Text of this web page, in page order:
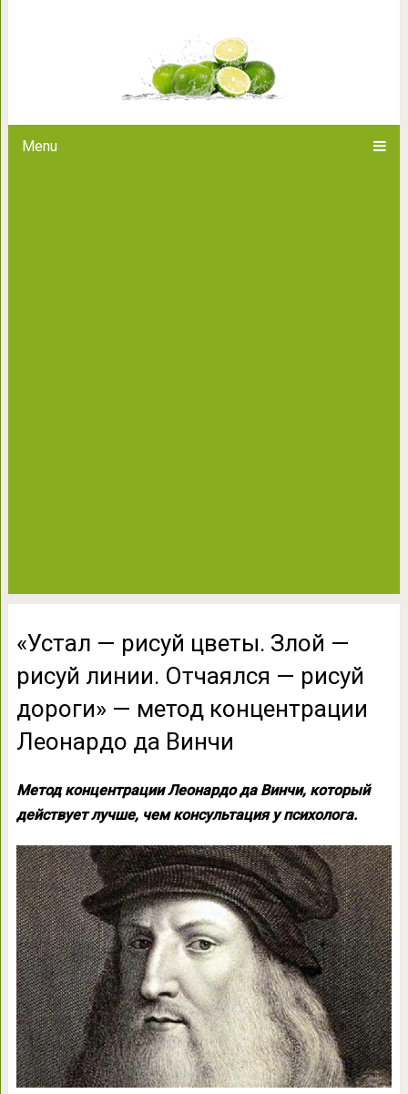
Menu
дороги» — метод
«Устал — рисуй цветы. Злой —
рисуй линии. Отчаялся — рисуй
дороги» — метод концентрации
Леонардо да Винчи
Метод концентрации Леонардо да Винчи, который
действует лучше, чем консультация у психолога.